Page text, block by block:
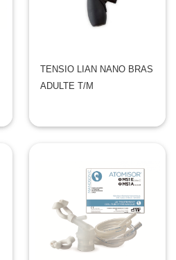
TENSIO LIAN NANO BRAS
ADULTE T/M